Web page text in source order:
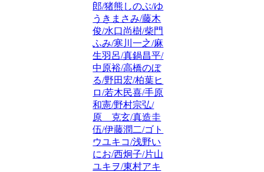
郎/猪熊しのぶ/ゆ
うきまさみ/藤木
俊/水口尚樹/柴門
ふみ/寒川一之/麻
生羽呂/真鍋昌平/
中原裕/高橋のぼ
る/野田宏/柏葉ヒ
ロ/若木民喜/手原
和憲/野村宗弘/
原 克玄/真造圭
伍/伊藤潤二/ゴト
ウユキコ/浅野い
にお/西炯子/片山
ユキヲ/東村アキ